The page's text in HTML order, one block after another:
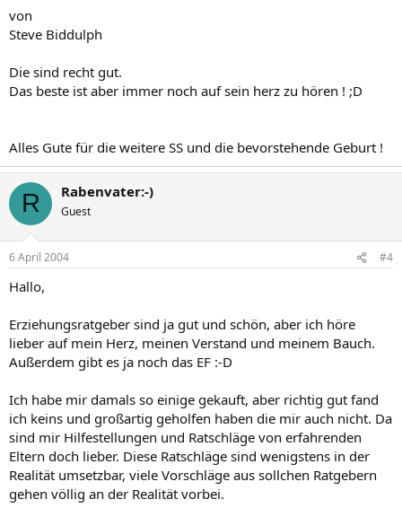
von
Steve Biddulph
Die sind recht gut.
Das beste ist aber immer noch auf sein herz zu hören ! ;D
Alles Gute für die weitere SS und die bevorstehende Geburt !
R Rabenvater:-)
Guest
6 April 2004 #4
Hallo,
Erziehungsratgeber sind ja gut und schön, aber ich höre
lieber auf mein Herz, meinen Verstand und meinem Bauch.
Außerdem gibt es ja noch das EF :-D
Ich habe mir damals so einige gekauft, aber richtig gut fand
ich keins und großartig geholfen haben die mir auch nicht. Da
sind mir Hilfestellungen und Ratschläge von erfahrenden
Eltern doch lieber. Diese Ratschläge sind wenigstens in der
Realität umsetzbar, viele Vorschläge aus sollchen Ratgebern
gehen völlig an der Realität vorbei.